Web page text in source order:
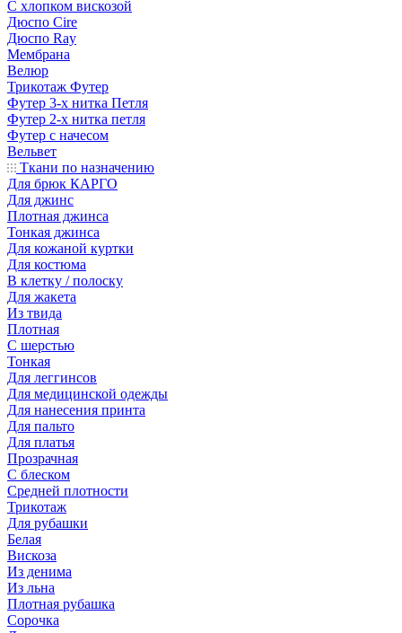
С хлопком вискозой
Дюспо Cire
Дюспо Ray
Мембрана
Велюр
Трикотаж Футер
Футер 3-х нитка Петля
Футер 2-х нитка петля
Футер с начесом
Вельвет
Ткани по назначению
Для брюк КАРГО
Для джинс
Плотная джинса
Тонкая джинса
Для кожаной куртки
Для костюма
В клетку / полоску
Для жакета
Из твида
Плотная
С шерстью
Тонкая
Для леггинсов
Для медицинской одежды
Для нанесения принта
Для пальто
Для платья
Прозрачная
С блеском
Средней плотности
Трикотаж
Для рубашки
Белая
Вискоза
Из денима
Из льна
Плотная рубашка
Сорочка